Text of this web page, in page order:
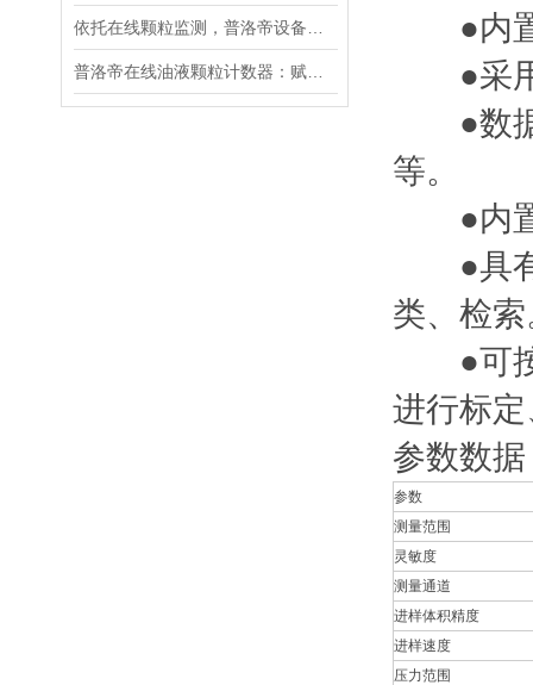
●内置
●采用
●数据
等。
●内置
●具有
类、检
●可按
进行标
参数数据
参数
测量范围
灵敏度
测量通道
进样体积精度
进样速度
压力范围